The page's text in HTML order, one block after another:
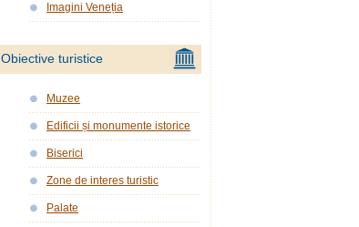
Imagini Veneția
Obiective turistice
Muzee
Edificii și monumente istorice
Biserici
Zone de interes turistic
Palate